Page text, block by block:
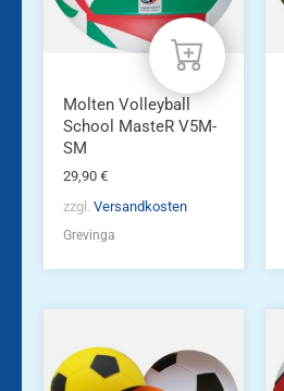
Molten Volleyball
School MasteR V5M-
SM
29,90 €
zzgl. Versandkosten
Grevinga